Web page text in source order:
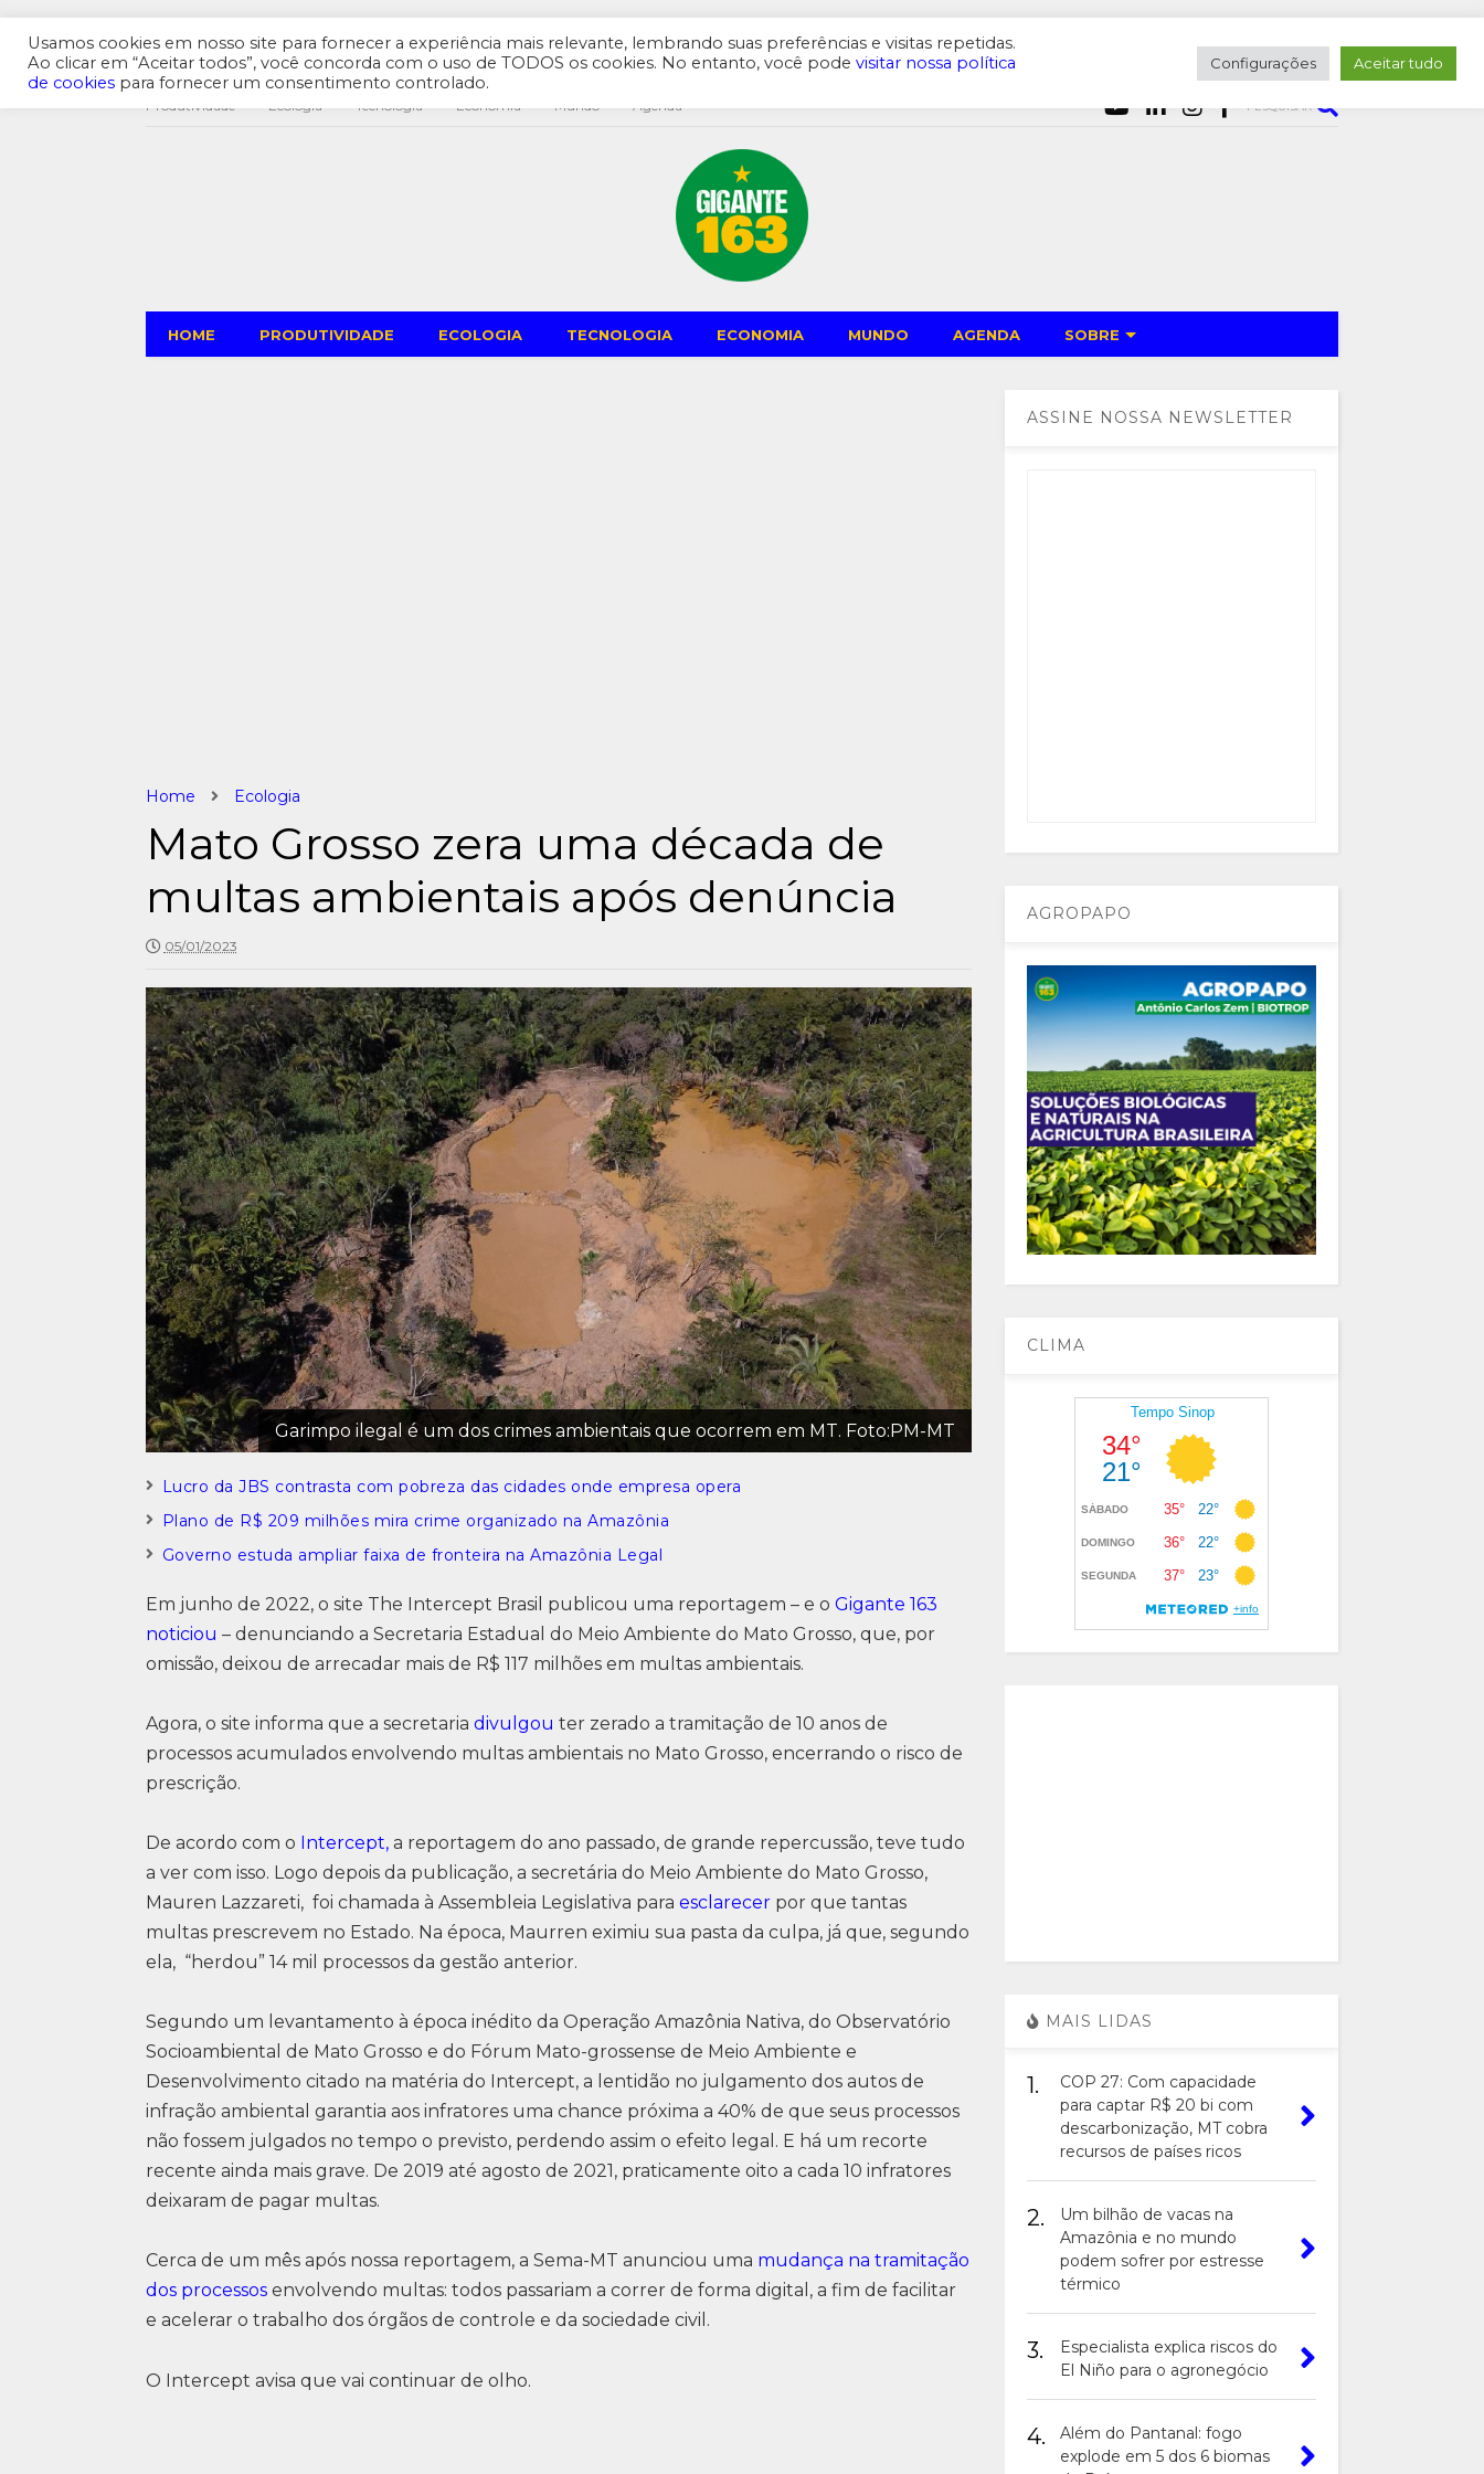
Produtividade Ecologia Tecnologia Economia Mundo Agenda PESQUISAR
HOME PRODUTIVIDADE ECOLOGIA TECNOLOGIA ECONOMIA MUNDO AGENDA SOBRE
Home Ecologia
Mato Grosso zera uma década de
multas ambientais após denúncia
05/01/2023
Garimpo ilegal é um dos crimes ambientais que ocorrem em MT. Foto:PM-MT
Lucro da JBS contrasta com pobreza das cidades onde empresa opera
Plano de R$ 209 milhões mira crime organizado na Amazônia
Governo estuda ampliar faixa de fronteira na Amazônia Legal
Em junho de 2022, o site The Intercept Brasil publicou uma reportagem – e o Gigante 163
noticiou – denunciando a Secretaria Estadual do Meio Ambiente do Mato Grosso, que, por
omissão, deixou de arrecadar mais de R$ 117 milhões em multas ambientais.
Agora, o site informa que a secretaria divulgou ter zerado a tramitação de 10 anos de
processos acumulados envolvendo multas ambientais no Mato Grosso, encerrando o risco de
prescrição.
De acordo com o Intercept,a reportagem do ano passado, de grande repercussão, teve tudo
a ver com isso. Logo depois da publicação, a secretária do Meio Ambiente do Mato Grosso,
Mauren Lazzareti, foi chamada à Assembleia Legislativa para esclarecerpor que tantas
multas prescrevem no Estado. Na época, Maurren eximiu sua pasta da culpa, já que, segundo
ela, “herdou” 14 mil processos da gestão anterior.
Segundo um levantamento à época inédito da Operação Amazônia Nativa, do Observatório
Socioambiental de Mato Grosso e do Fórum Mato-grossense de Meio Ambiente e
Desenvolvimento citado na matéria do Intercept, a lentidão no julgamento dos autos de
infração ambiental garantia aos infratores uma chance próxima a 40% de que seus processos
não fossem julgados no tempo o previsto, perdendo assim o efeito legal. E há um recorte
recente ainda mais grave. De 2019 até agosto de 2021, praticamente oito a cada 10 infratores
deixaram de pagar multas.
Cerca de um mês após nossa reportagem, a Sema-MT anunciou uma mudança na tramitação
dos processosenvolvendo multas: todos passariam a correr de forma digital, a fim de facilitar
e acelerar o trabalho dos órgãos de controle e da sociedade civil.
O Intercept avisa que vai continuar de olho.
ASSINE NOSSA NEWSLETTER
AGROPAPO
CLIMA
MAIS LIDAS
1.
COP 27: Com capacidade
para captar R$ 20 bi com
descarbonização, MT cobra
recursos de países ricos
2.
Um bilhão de vacas na
Amazônia e no mundo
podem sofrer por estresse
térmico
3.
Especialista explica riscos do
El Niño para o agronegócio
4.
Além do Pantanal: fogo
explode em 5 dos 6 biomas
Usamos cookies em nosso site para fornecer a experiência mais relevante, lembrando suas preferências e visitas repetidas.
Ao clicar em “Aceitar todos”, você concorda com o uso de TODOS os cookies. No entanto, você pode visitar nossa política
de cookies para fornecer um consentimento controlado.
Configurações Aceitar tudo